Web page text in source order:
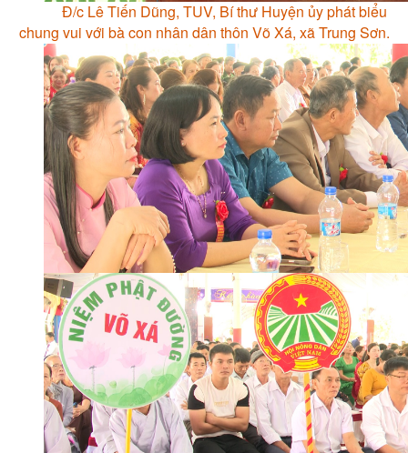
Đ/c Lê Tiến Dũng, TUV, Bí thư Huyện ủy phát biểu
chung vui với bà con nhân dân thôn Võ Xá, xã Trung Sơn.